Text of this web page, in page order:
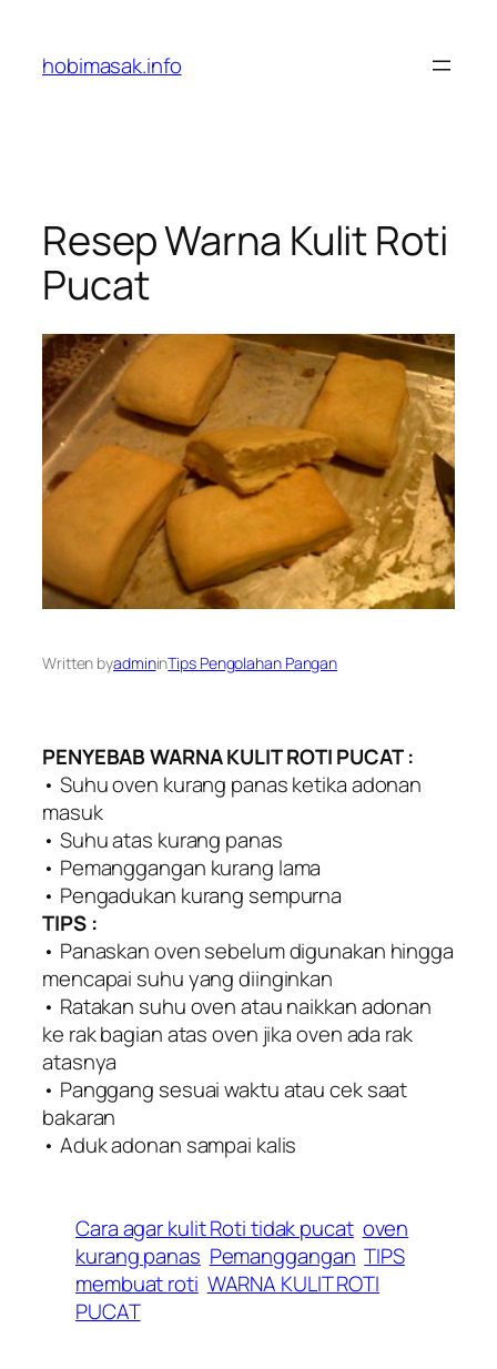
content
hobimasak.info
Resep Warna Kulit Roti
Pucat
Written byadmininTips Pengolahan Pangan
PENYEBAB WARNA KULIT ROTI PUCAT :
• Suhu oven kurang panas ketika adonan
masuk
• Suhu atas kurang panas
• Pemanggangan kurang lama
• Pengadukan kurang sempurna
TIPS :
• Panaskan oven sebelum digunakan hingga
mencapai suhu yang diinginkan
• Ratakan suhu oven atau naikkan adonan
ke rak bagian atas oven jika oven ada rak
atasnya
• Panggang sesuai waktu atau cek saat
bakaran
• Aduk adonan sampai kalis
Cara agar kulit Roti tidak pucat oven
kurang panas Pemanggangan TIPS
membuat roti WARNA KULIT ROTI
PUCAT